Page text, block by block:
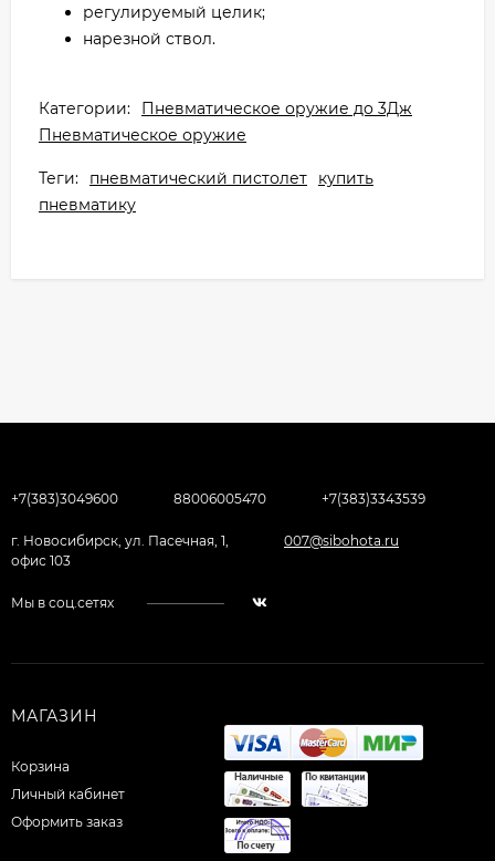
регулируемый целик;
нарезной ствол.
Категории:
Пневматическое оружие до 3Дж
Пневматическое оружие
Теги: пневматический пистолет
купить
пневматику
+7(383)3049600 88006005470 +7(383)3343539
г. Новосибирск, ул. Пасечная, 1,
офис 103
007@sibohota.ru
Мы в соц.сетях
МАГАЗИН
Корзина
Личный кабинет
Оформить заказ